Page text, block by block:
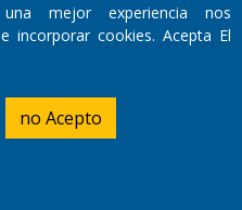
de 1992mejor experiencia nos
incorporar cookies. Acepta El
no Acepto